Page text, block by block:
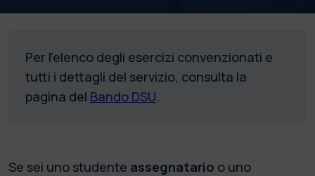
Per l'elenco degli esercizi convenzionati e
tutti i dettagli del servizio, consulta la
pagina del Bando DSU.
Se sei uno studente assegnatario o uno